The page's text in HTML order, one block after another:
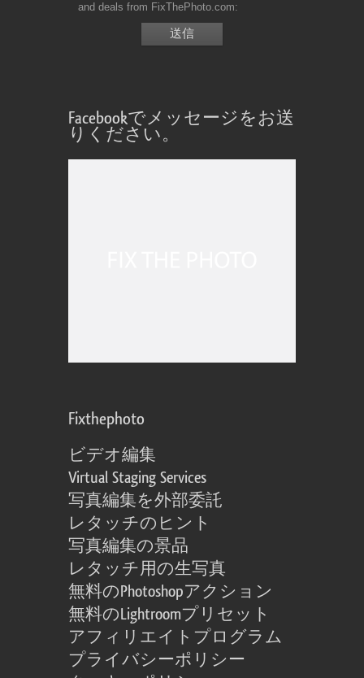
and deals from FixThePhoto.com
Facebookでメッセージをお送
りください。
Fixthephoto
ビデオ編集
Virtual Staging Services
写真編集を外部委託
レタッチのヒント
写真編集の景品
レタッチ用の生写真
無料のPhotoshopアクション
無料のLightroomプリセット
アフィリエイトプログラム
プライバシーポリシー